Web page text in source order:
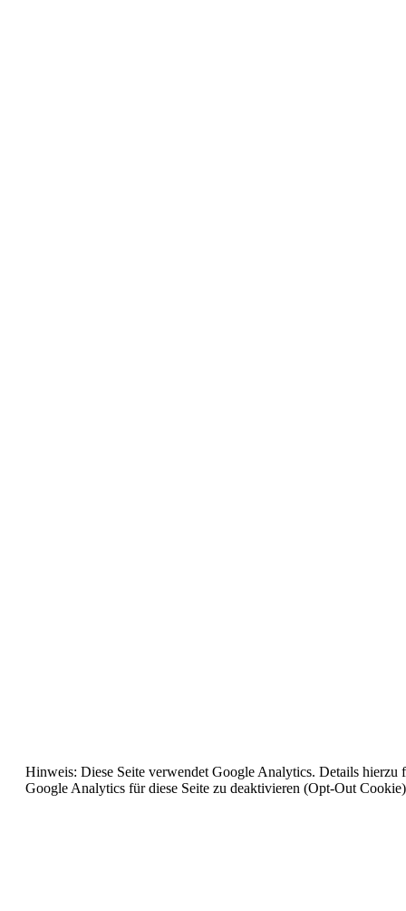
Hinweis: Diese Seite verwendet Google Analytics. Details hierzu
Google Analytics für diese Seite zu deaktivieren (Opt-Out